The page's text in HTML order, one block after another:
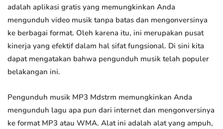
adalah aplikasi gratis yang memungkinkan Anda
mengunduh video musik tanpa batas dan mengonversinya
ke berbagai format. Oleh karena itu, ini merupakan pusat
kinerja yang efektif dalam hal sifat fungsional. Di sini kita
dapat mengatakan bahwa pengunduh musik telah populer
belakangan ini.
Pengunduh musik MP3 Mdstrm memungkinkan Anda
mengunduh lagu apa pun dari internet dan mengonversinya
ke format MP3 atau WMA. Alat ini adalah alat yang ampuh,